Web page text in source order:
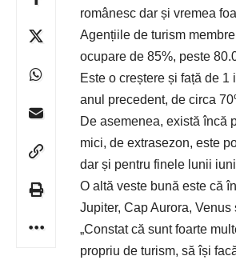
românesc dar și vremea
Agențiile de turism
ocupare de 85%, peste
Este o creștere și față de
anul precedent, de circa
De asemenea, există încă
mici, de extrasezon, este
dar și pentru finele lunii
O altă veste bună este că
Jupiter, Cap Aurora,
„Constat că sunt foarte
propriu de turism, să își